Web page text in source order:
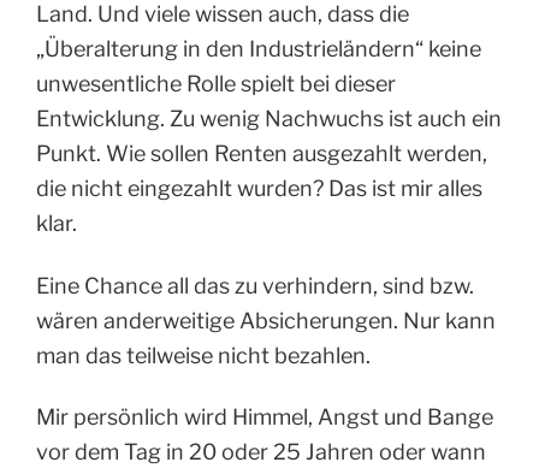
Land. Und viele wissen auch, dass die
„Überalterung in den Industrieländern“ keine
unwesentliche Rolle spielt bei dieser
Entwicklung. Zu wenig Nachwuchs ist auch ein
Punkt. Wie sollen Renten ausgezahlt werden,
die nicht eingezahlt wurden? Das ist mir alles
klar.
Eine Chance all das zu verhindern, sind bzw.
wären anderweitige Absicherungen. Nur kann
man das teilweise nicht bezahlen.
Mir persönlich wird Himmel, Angst und Bange
vor dem Tag in 20 oder 25 Jahren oder wann